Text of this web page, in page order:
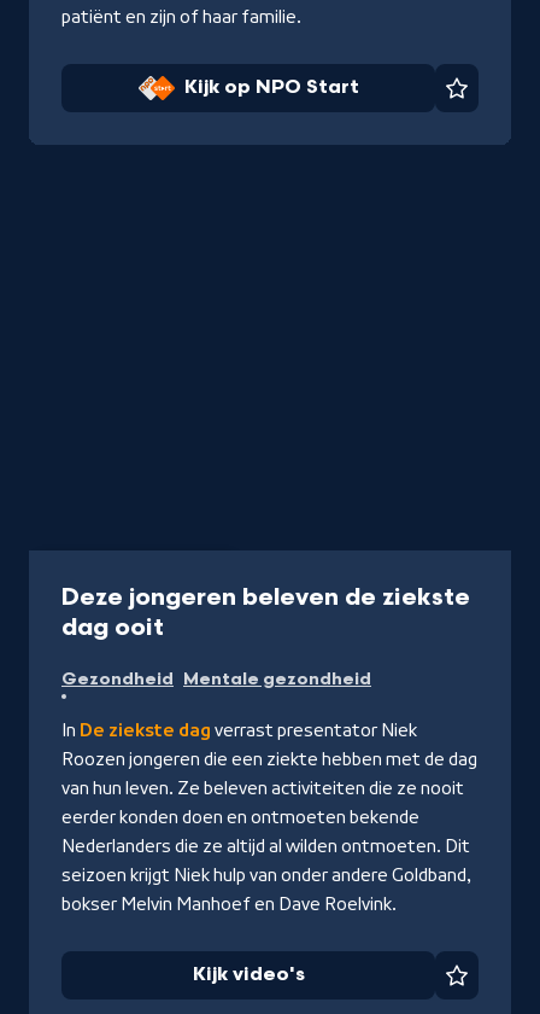
patiënt en zijn of haar familie.
Kijk op NPO Start
Deze jongeren beleven de ziekste
dag ooit
video's
Gezondheid Mentale gezondheid
In De ziekste dag verrast presentator Niek
Roozen jongeren die een ziekte hebben met de dag
van hun leven. Ze beleven activiteiten die ze nooit
eerder konden doen en ontmoeten bekende
Nederlanders die ze altijd al wilden ontmoeten. Dit
seizoen krijgt Niek hulp van onder andere Goldband,
bokser Melvin Manhoef en Dave Roelvink.
Kijk video's